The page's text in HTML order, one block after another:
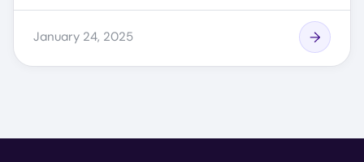
January 24, 2025